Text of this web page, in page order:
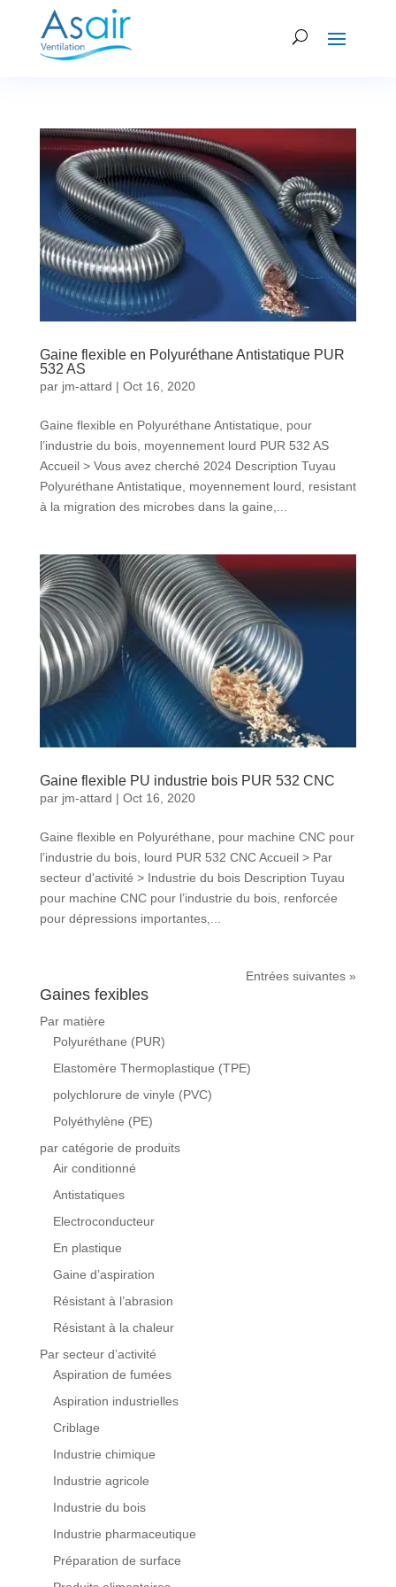
Gaine flexible en Polyuréthane Antistatique PUR
532 AS
par jm-attard | Oct 16, 2020
Gaine flexible en Polyuréthane Antistatique, pour
l’industrie du bois, moyennement lourd PUR 532 AS
Accueil > Vous avez cherché 2024 Description Tuyau
Polyuréthane Antistatique, moyennement lourd, resistant
à la migration des microbes dans la gaine,...
Gaine flexible PU industrie bois PUR 532 CNC
par jm-attard | Oct 16, 2020
Gaine flexible en Polyuréthane, pour machine CNC pour
l’industrie du bois, lourd PUR 532 CNC Accueil > Par
secteur d'activité > Industrie du bois Description Tuyau
pour machine CNC pour l’industrie du bois, renforcée
pour dépressions importantes,...
Entrées suivantes »
Gaines fexibles
Par matière
Polyuréthane (PUR)
Elastomère Thermoplastique (TPE)
polychlorure de vinyle (PVC)
Polyéthylène (PE)
par catégorie de produits
Air conditionné
Antistatiques
Electroconducteur
En plastique
Gaine d’aspiration
Résistant à l’abrasion
Résistant à la chaleur
Par secteur d’activité
Aspiration de fumées
Aspiration industrielles
Criblage
Industrie chimique
Industrie agricole
Industrie du bois
Industrie pharmaceutique
Préparation de surface